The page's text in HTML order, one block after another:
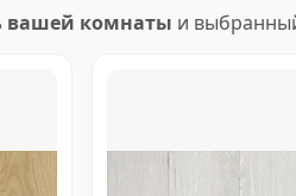
вашей комнаты и